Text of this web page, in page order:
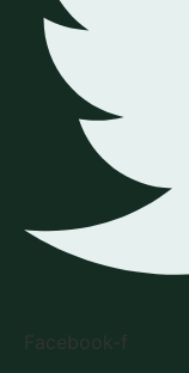
Facebook-f